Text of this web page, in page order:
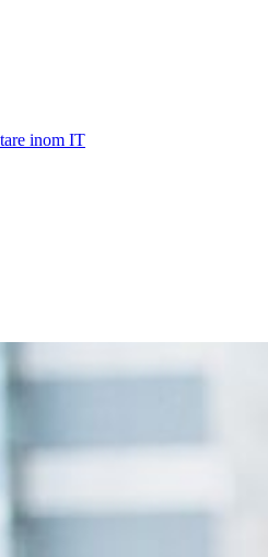
inom IT